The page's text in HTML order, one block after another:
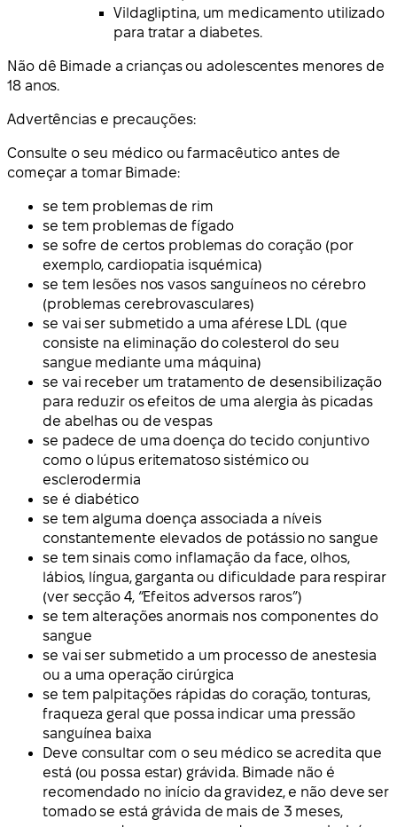
Vildagliptina, um medicamento utilizado
para tratar a diabetes.
Não dê Bimade a crianças ou adolescentes menores de
18 anos.
Advertências e precauções:
Consulte o seu médico ou farmacêutico antes de
começar a tomar Bimade:
se tem problemas de rim
se tem problemas de fígado
se sofre de certos problemas do coração (por
exemplo, cardiopatia isquémica)
se tem lesões nos vasos sanguíneos no cérebro
(problemas cerebrovasculares)
se vai ser submetido a uma aférese LDL (que
consiste na eliminação do colesterol do seu
sangue mediante uma máquina)
se vai receber um tratamento de desensibilização
para reduzir os efeitos de uma alergia às picadas
de abelhas ou de vespas
se padece de uma doença do tecido conjuntivo
como o lúpus eritematoso sistémico ou
esclerodermia
se é diabético
se tem alguma doença associada a níveis
constantemente elevados de potássio no sangue
se tem sinais como inflamação da face, olhos,
lábios, língua, garganta ou dificuldade para respirar
(ver secção 4, “Efeitos adversos raros”)
se tem alterações anormais nos componentes do
sangue
se vai ser submetido a um processo de anestesia
ou a uma operação cirúrgica
se tem palpitações rápidas do coração, tonturas,
fraqueza geral que possa indicar uma pressão
sanguínea baixa
Deve consultar com o seu médico se acredita que
está (ou possa estar) grávida. Bimade não é
recomendado no início da gravidez, e não deve ser
tomado se está grávida de mais de 3 meses,